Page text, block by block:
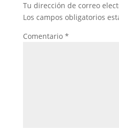
Tu dirección de correo
Los campos obligatorios
Comentario *